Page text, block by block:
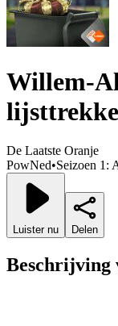
Willem-
De Laatste Oranje
PowNed•Seizoen 1:
Luister nu Delen
Beschrijving